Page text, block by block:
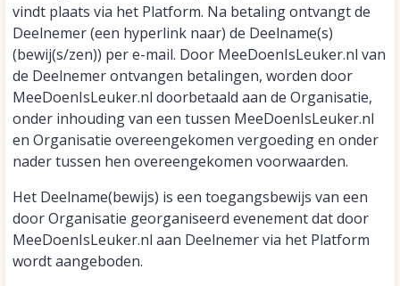
vindt plaats via het Platform. Na betaling ontvangt de
Deelnemer (een hyperlink naar) de Deelname(s)
(bewij(s/zen)) per e-mail. Door MeeDoenIsLeuker.nl van
de Deelnemer ontvangen betalingen, worden door
MeeDoenIsLeuker.nl doorbetaald aan de Organisatie,
onder inhouding van een tussen MeeDoenIsLeuker.nl
en Organisatie overeengekomen vergoeding en onder
nader tussen hen overeengekomen voorwaarden.
Het Deelname(bewijs) is een toegangsbewijs van een
door Organisatie georganiseerd evenement dat door
MeeDoenIsLeuker.nl aan Deelnemer via het Platform
wordt aangeboden.